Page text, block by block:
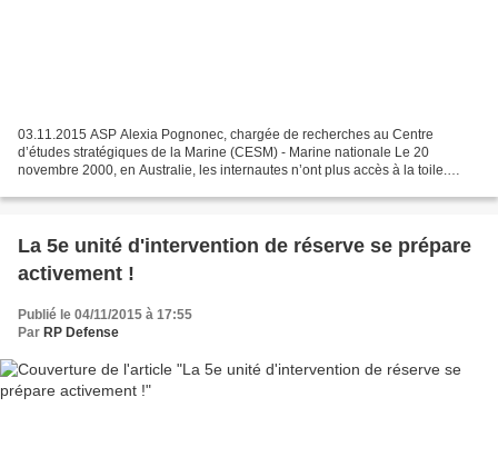
03.11.2015 ASP Alexia Pognonec, chargée de recherches au Centre
d’études stratégiques de la Marine (CESM) - Marine nationale Le 20
novembre 2000, en Australie, les internautes n’ont plus accès à la toile.
La 5e unité d'intervention de réserve se prépare
activement !
Publié le 04/11/2015 à 17:55
Par RP Defense